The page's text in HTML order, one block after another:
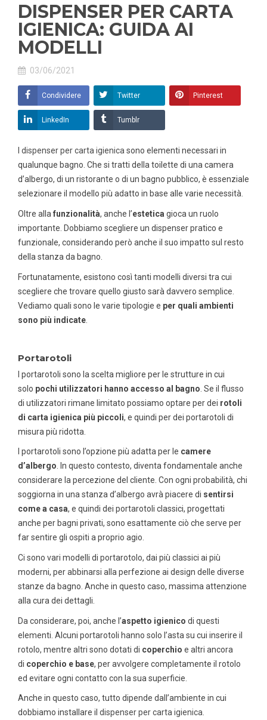
DISPENSER PER CARTA
IGIENICA: GUIDA AI
MODELLI
03/06/2021
Condividere Twitter Pinterest
LinkedIn Tumblr
dispenser per carta igienicasono elementi necessari in
qualunque bagno. Che si tratti della toilette di una camera
d’albergo, di un ristorante o di un bagno pubblico, è essenziale
selezionare il modello più adatto in base alle varie necessità.
Oltre alla funzionalità, anche l’estetica gioca un ruolo
importante. Dobbiamo scegliere un dispenser pratico e
funzionale, considerando però anche il suo impatto sul resto
della stanza da bagno.
Fortunatamente, esistono così tanti modelli diversi tra cui
scegliere che trovare quello giusto sarà davvero semplice.
Vediamo quali sono le varie tipologie e per quali ambienti
sono più indicate
Portarotoli
I portarotoli sono la scelta migliore per le strutture in cui
solo pochi utilizzatori hanno accesso al bagno . Se il flusso
di utilizzatori rimane limitato possiamo optare per dei rotoli
di carta igienica più piccoli, e quindi per dei portarotoli di
misura più ridotta.
I portarotoli sono l’opzione più adatta per le camere
d’albergo. In questo contesto, diventa fondamentale anche
considerare la percezione del cliente. Con ogni probabilità, chi
soggiorna in una stanza d’albergo avrà piacere di sentirsi
come a casa, e quindi dei portarotoli classici, progettati
anche per bagni privati, sono esattamente ciò che serve per
far sentire gli ospiti a proprio agio.
Ci sono vari modelli di portarotolo, dai più classici ai più
moderni, per abbinarsi alla perfezione ai design delle diverse
stanze da bagno. Anche in questo caso, massima attenzione
alla cura dei dettagli.
Da considerare, poi, anche l’aspetto igienico di questi
elementi. Alcuni portarotoli hanno solo l’asta su cui inserire il
rotolo, mentre altri sono dotati di coperchio e altri ancora
di coperchio e base, per avvolgere completamente il rotolo
ed evitare ogni contatto con la sua superficie.
Anche in questo caso, tutto dipende dall’ambiente in cui
dobbiamo installare il dispenser per carta igienica